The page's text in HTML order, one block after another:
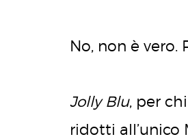
No, non è
Jolly Blu, per
ridotti all’unico